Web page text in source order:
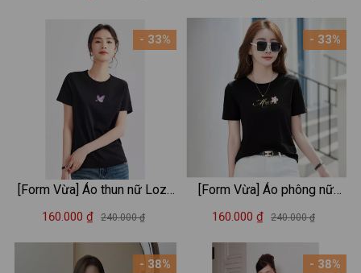
- 33%
[Form Vừa] Áo thun nữ Loza
2 màu đen/trắng chất liệu
phông nữ Mã VT8131
160.000 ₫ 240.000 ₫
- 38%
phông mùa hè mã VT8132
- 33%
[Form Vừa] Áo phông nữ
Loza chất liệu thun cotton
160.000 ₫ 240.000 ₫
- 38%